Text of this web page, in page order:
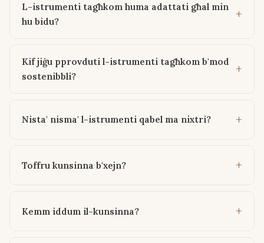
L-istrumenti tagħkom huma adattati għal min
hu bidu?
Kif jiġu pprovduti l-istrumenti tagħkom b'mod
sostenibbli?
Nista' nisma' l-istrumenti qabel ma nixtri?
Toffru kunsinna b'xejn?
Kemm iddum il-kunsinna?